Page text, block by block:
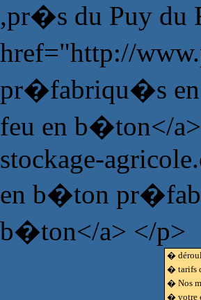
,pr�s du Puy du
href="http://
pr�fabriqu�s en
feu en b�ton</
stockage-
en b�ton
b�ton</a> </p>
�
� tarifs
� Nos
� votre